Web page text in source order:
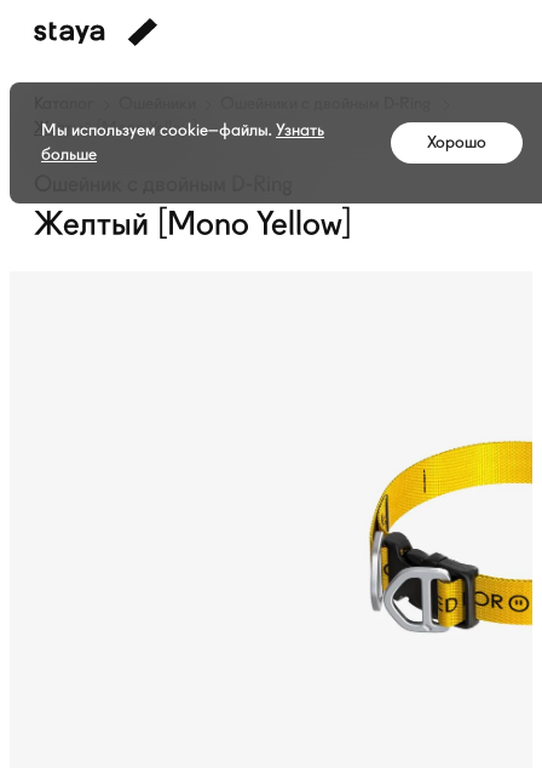
Желтый [Mono Yellow]
Желтый [Mono Yellow]
Мы используем cookie–файлы. Узнать
больше
Хорошо